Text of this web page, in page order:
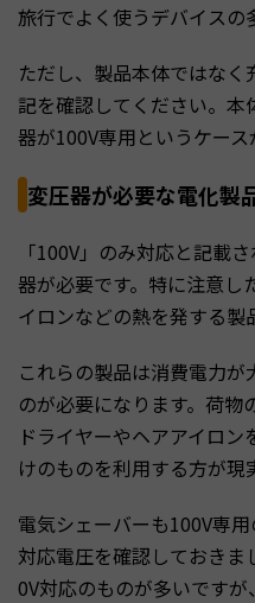
旅行でよく使うデバイスの
ただし、製品本体ではな
記を確認してください。
器が100V専用というケース
変圧器が必要な電化製
「100V」のみ対応と記載
器が必要です。特に注意し
イロンなどの熱を発する製
これらの製品は消費電力
のが必要になります。荷物
ドライヤーやヘアアイロ
けのものを利用する方が現
電気シェーバーも100V専
対応電圧を確認しておき
0V対応のものが多いです